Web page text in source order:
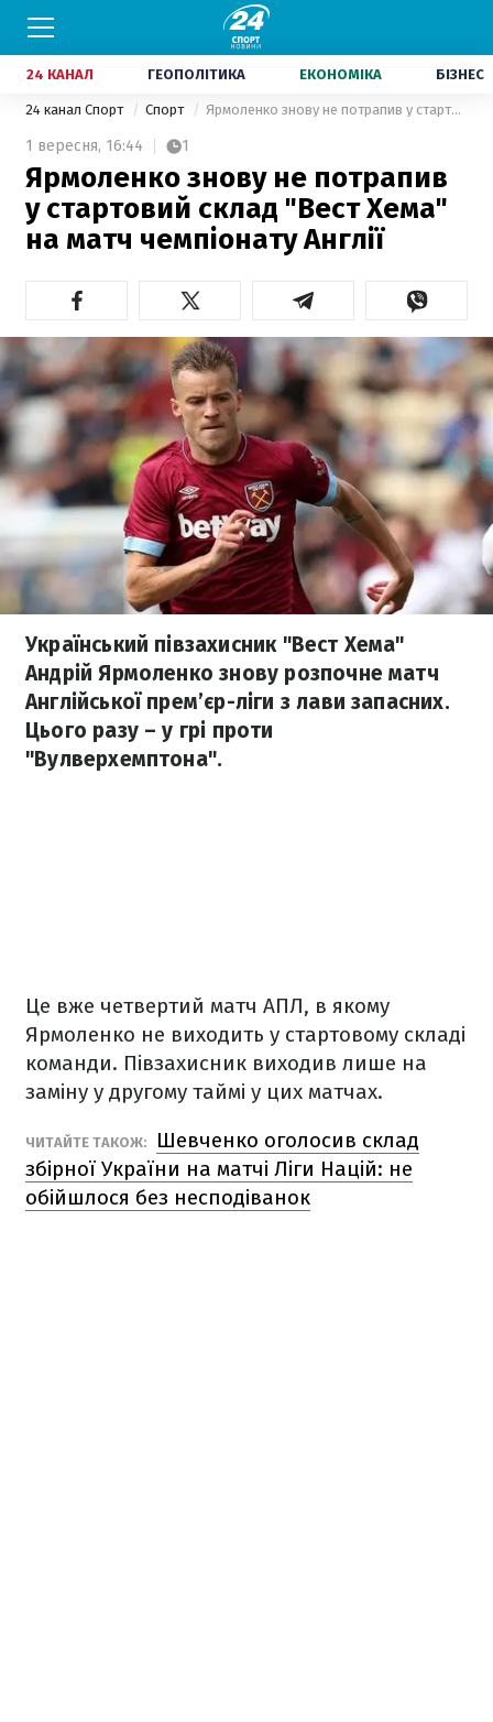
24 КАНАЛ ГЕОПОЛІТИКА ЕКОНОМІКА БІЗНЕС
24 канал Спорт Спорт Ярмоленко знову не потрапив у стартовий склад "Вест Хема" на матч чемпіонату Англії
1 вересня, 16:44 1
Ярмоленко знову не потрапив
у стартовий склад "Вест Хема"
на матч чемпіонату Англії
Український півзахисник "Вест Хема"
Андрій Ярмоленко знову розпочне матч
Англійської прем’єр-ліги з лави запасних.
Цього разу – у грі проти
"Вулверхемптона".
Це вже четвертий матч АПЛ, в якому
Ярмоленко не виходить у стартовому складі
команди. Півзахисник виходив лише на
заміну у другому таймі у цих матчах.
ЧИТАЙТЕ ТАКОЖ:
Шевченко оголосив склад
збірної України на матчі Ліги Націй: не
обійшлося без несподіванок